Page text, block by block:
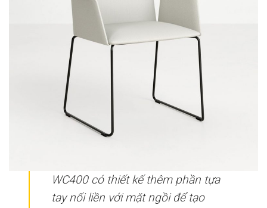
WC400 có thiết kế thêm phần tựa
tay nối liền với mặt ngồi để tạo